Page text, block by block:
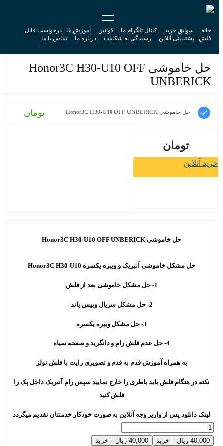
خانه سوابق خرید کانال تلگرام ما قوانین آموزش ها
درخواست فایل
فلش
پشتیبانی آنلاین رسیدگی به شکایات درباره ما تماس با ما
حل خاموشی Honor3C H30-U10 OFF
UNBERICK
حل خاموشی Honor3C H30-U10 OFF UNBERICK تومان
تومان
خرید آنلاین
حل خاموشی Honor3C H30-U10 OFF UNBERICK
حل مشکل خاموشی آنبریک و ویبره یکسره Honor3C H30-U10
1- حل مشکل خاموشی بعد از فلش
2- حل مشکل سریال وبیس باند
3- حل مشکل ویبره یکسره
4- حل عدم فلش رام و دانگرید و صفحه سیاه
به همراه آموزش قدم به قدم و تصویری رایت با فلش تولز
نکته در هنگام فلش باید باطری را خارج نمایید سپس رام آنبریک داخل پک را
فلش کنید
لینک دانلود پس از واریز وجه آنلاین به صورت خودکار خدمتتان تقدیم میگردد
40,000 ریال – خرید